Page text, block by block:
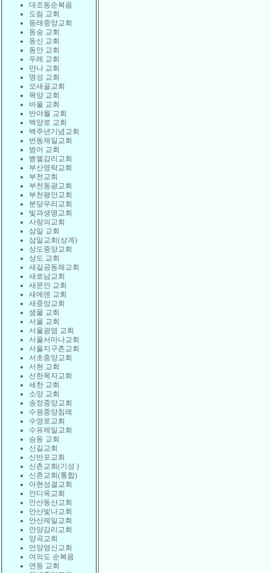
대조동순복음
도림 교회
동래중앙교회
동숭 교회
동신 교회
동안 교회
두레 교회
만나 교회
명성 교회
모새골교회
목양 교회
바울 교회
반야월 교회
백양로 교회
백주년기념교회
번동제일교회
범어 교회
벧엘감리교회
부산영락교회
부전교회
부천동광교회
부천평안교회
분당우리교회
빛과생명교회
사랑의교회
삼일 교회
삼일교회(상계)
상도중앙교회
상도 교회
새길공동체교회
새로남교회
새문안 교회
새에덴 교회
새중앙교회
샘물 교회
서울 교회
서울광염 교회
서울서마나교회
서울지구촌교회
서초중앙교회
서현 교회
선한목자교회
세한 교회
소망 교회
송정중앙교회
수원중앙침례
수영로교회
수유제일교회
승동 교회
신길교회
신반포교회
신촌교회(기성 )
신촌교회(통합)
아현성결교회
안디옥교회
안산동산교회
안산빛나교회
안산제일교회
안양감리교회
양곡교회
언양영신교회
여의도 순복음
연동 교회